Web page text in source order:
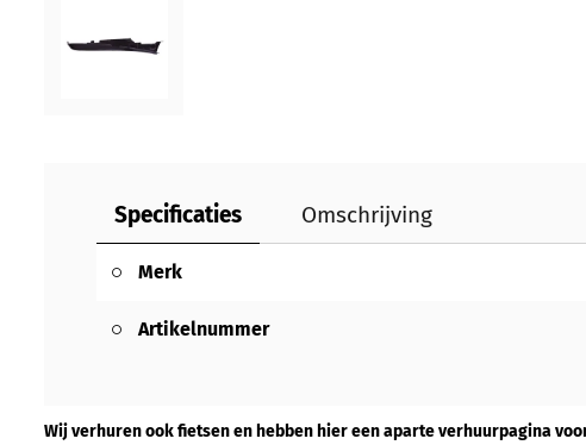
Specificaties Omschrijving
Merk
Artikelnummer
Wij verhuren ook fietsen en hebben hier een aparte verhuurpagina